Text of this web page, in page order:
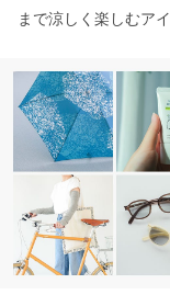
まで涼しく楽しむア